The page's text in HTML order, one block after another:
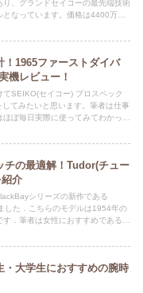
、グランドセイコーの最先端技術
となっています。価格は4400万円
イントの解説をしようと思いま
！1965ファーストダイバ
機レビュー！
SEIKO(セイコー) プロスペック
てみたいと思います。筆者は仕事
ぼ毎日実際に使ってみてわかった
チの最適解！Tudor(チュー
介
シリーズの新作である
した．こちらのモデルは1954年の
．筆者は女性におすすめであると
・大学生におすすめの腕時